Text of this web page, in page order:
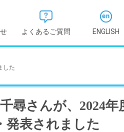
よくあるご質問 ENGLISH
関する情報
等
画履行状況報告書
育の修学支援新制
薬学部
理学部
した
尋さんが、2024年
発表されました